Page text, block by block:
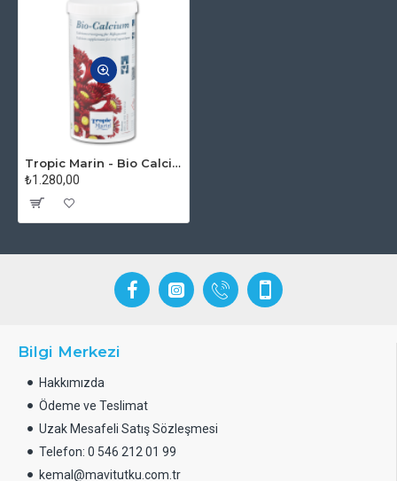
Tropic Marin - Bio Calcium - Toz
₺1.280,00
Bilgi Merkezi
Hakkımızda
Ödeme ve Teslimat
Uzak Mesafeli Satış Sözleşmesi
Telefon: 0 546 212 01 99
kemal@mavitutku.com.tr